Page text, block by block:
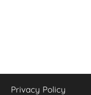
Privacy Policy